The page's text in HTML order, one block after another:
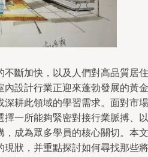
不斷加快，以及人們對高品質居住
內設計行業正迎來蓬勃發展的黃金
深耕此領域的學習需求。面對市場
擇一所能夠緊密對接行業脈搏、以
，成為眾多學員的核心關切。本文
現狀，并重點探討如何尋找那些將